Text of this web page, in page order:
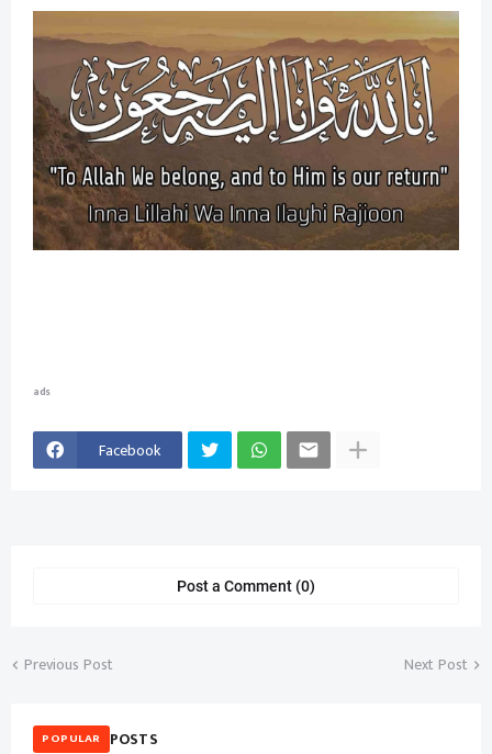
ads
Facebook
Post a Comment (0)
Previous Post Next Post
POPULAR POSTS